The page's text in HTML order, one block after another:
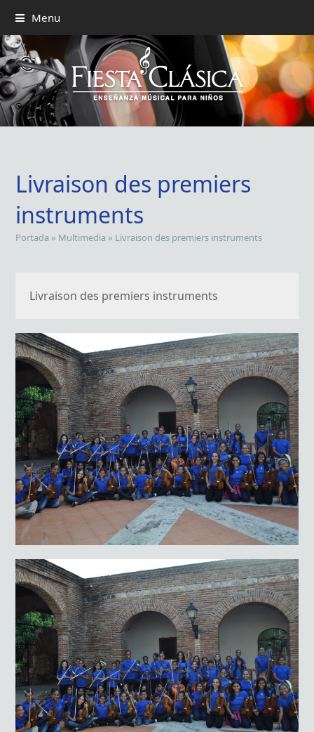
Menu
Livraison des premiers
instruments
Portada » Multimedia » Livraison des premiers instruments
Livraison des premiers instruments